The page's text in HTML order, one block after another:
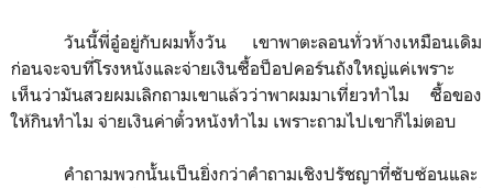
วันนี้พี่อู๋อยู่กับผมทั้งวัน เขาพาตะลอนทั่วห้างเหมือนเดิม
ก่อนจะจบที่โรงหนังและจ่ายเงินซื้อป็อปคอร์นถังใหญ่แค่เพราะ
เห็นว่ามันสวยผมเลิกถามเขาแล้วว่าพาผมมาเที่ยวทำไม ซื้อของ
ให้กินทำไม จ่ายเงินค่าตั๋วหนังทำไม เพราะถามไปเขาก็ไม่ตอบ
คำถามพวกนั้นเป็นยิ่งกว่าคำถามเชิงปรัชญาที่ซับซ้อนและ